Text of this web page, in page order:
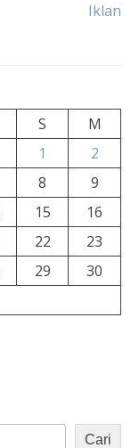
Iklan
S
M
1
2
8
9
15
16
22
23
29
30
Cari